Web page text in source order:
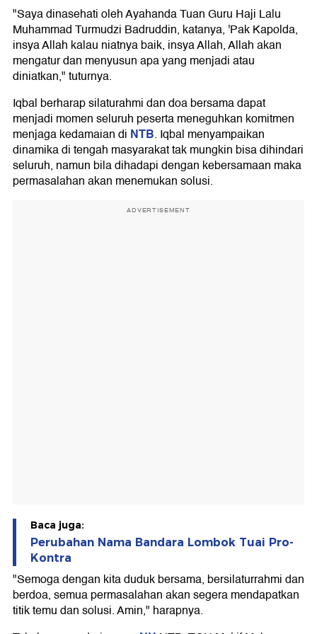
"Saya dinasehati oleh Ayahanda Tuan Guru Haji Lalu
Muhammad Turmudzi Badruddin, katanya, 'Pak Kapolda,
insya Allah kalau niatnya baik, insya Allah, Allah akan
mengatur dan menyusun apa yang menjadi atau
diniatkan," tuturnya.
Iqbal berharap silaturahmi dan doa bersama dapat
menjadi momen seluruh peserta meneguhkan komitmen
menjaga kedamaian di NTB. Iqbal menyampaikan
dinamika di tengah masyarakat tak mungkin bisa dihindari
seluruh, namun bila dihadapi dengan kebersamaan maka
permasalahan akan menemukan solusi.
ADVERTISEMENT
Baca juga:
Perubahan Nama Bandara Lombok Tuai Pro-
Kontra
"Semoga dengan kita duduk bersama, bersilaturrahmi dan
berdoa, semua permasalahan akan segera mendapatkan
titik temu dan solusi. Amin," harapnya.